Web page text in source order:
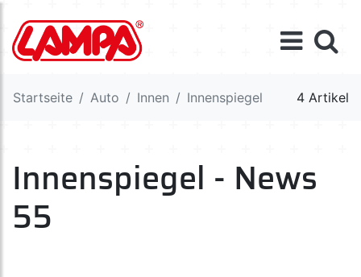
Startseite Auto Innen Innenspiegel 4 Artikel
Innenspiegel - News
55